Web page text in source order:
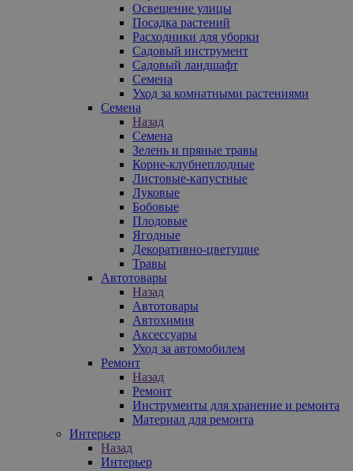
Освещение улицы
Посадка растений
Расходники для уборки
Садовый инструмент
Садовый ландшафт
Семена
Уход за комнатными растениями
Семена
Назад
Семена
Зелень и пряные травы
Корне-клубнеплодные
Листовые-капустные
Луковые
Бобовые
Плодовые
Ягодные
Декоративно-цветущие
Травы
Автотовары
Назад
Автотовары
Автохимия
Аксессуары
Уход за автомобилем
Ремонт
Назад
Ремонт
Инструменты для хранение и ремонта
Материал для ремонта
Интерьер
Назад
Интерьер